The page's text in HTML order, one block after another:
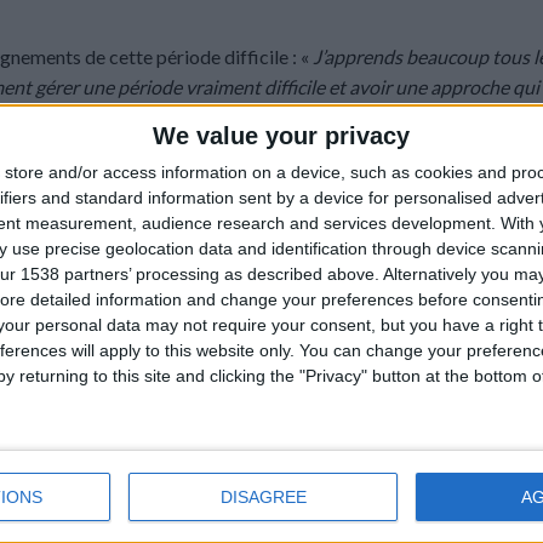
We value your privacy
store and/or access information on a device, such as cookies and
and standard information sent by a device for personalised
measurement, audience research and services development. With
use precise geolocation data and identification through device
1538 partners’ processing as described above. Alternatively you
detailed information and change your preferences before
personal data may not require your consent, but you have a right
will apply to this website only. You can change your
returning to this site and clicking the "Privacy" button at the bottom
DISAGREE
de cette période difficile : « J’apprends beaucoup tous
gérer une période vraiment difficile et avoir une approche
je l’ai vécu l’année passée avec l’Union Saint-Gilloise mais
qu’on peut faire tourner les choses si on met les ingrédients
et je prends beaucoup de distance dans la victoire comme dans
pour essayer d’inverser la tendance et de continuer.»